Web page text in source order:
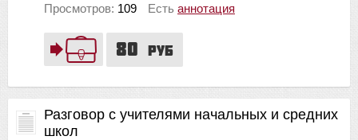
80 руб
Просмотров: 109 Есть аннотация
Разговор с учителями начальных и средних
школ